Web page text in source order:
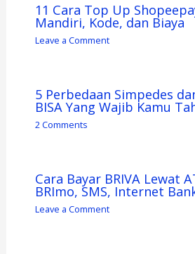
11 Cara Top Up
Mandiri, Kode, dan Biaya
Leave a Comment
5 Perbedaan Simpedes
BISA Yang Wajib Kamu
2 Comments
Cara Bayar BRIVA Lewat
BRImo, SMS, Internet
Leave a Comment